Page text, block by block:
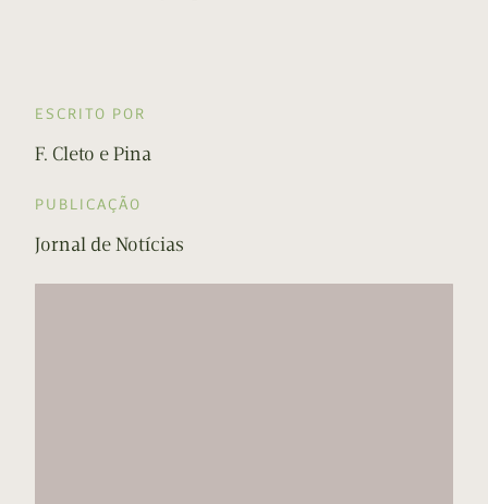
ESCRITO POR
F. Cleto e Pina
PUBLICAÇÃO
Jornal de Notícias